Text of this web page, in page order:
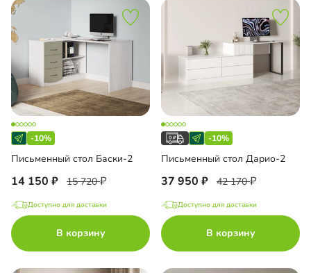
-10%
Письменный стол Баски-2
14 150 15 720
Доступно для доставки
В корзину
-10%
Письменный стол Дарио-2
37 950 42 170
Доступно для доставки
В корзину